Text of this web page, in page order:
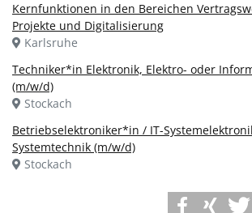
Kernfunktionen in den Bereichen
Projekte und Digitalisierung
Karlsruhe
Techniker*in Elektronik, Elektro- oder
(m/w/d)
Stockach
Betriebselektroniker*in / IT-
Systemtechnik (m/w/d)
Stockach